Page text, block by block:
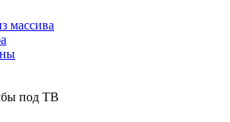
массива
под ТВ